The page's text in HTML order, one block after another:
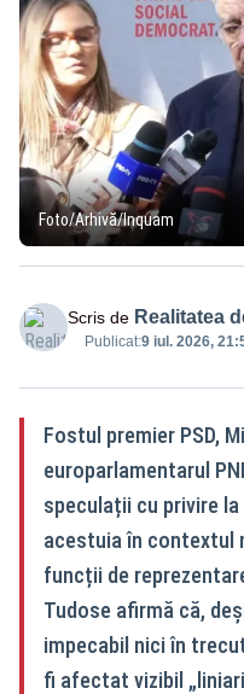
Foto/Arhivă/Inquam
Scris de Realitatea
Publicat:9 iul. 2026,
Fostul premier PSD,
europarlamentarul
speculații cu privire
acestuia în contextul
funcții de
Tudose afirmă că,
impecabil nici în
fi afectat vizibil